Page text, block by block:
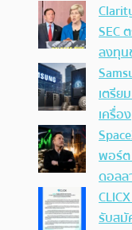
SEC
ลงทุ
เตรีย
เครื่อง
พอร์ต
ดอลล
รับสมั